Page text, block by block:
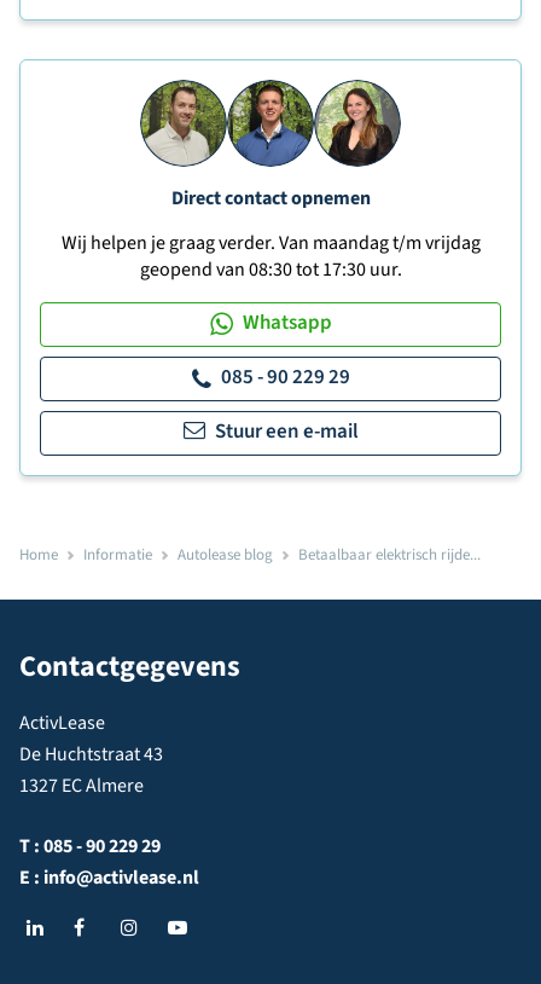
Direct contact opnemen
Wij helpen je graag verder. Van maandag t/m vrijdag
geopend van 08:30 tot 17:30 uur.
Whatsapp
085 - 90 229 29
Stuur een e-mail
Home Informatie Autolease blog Betaalbaar elektrisch rijde...
Contactgegevens
ActivLease
De Huchtstraat 43
1327 EC Almere
T :085 - 90 229 29
E : info@activlease.nl